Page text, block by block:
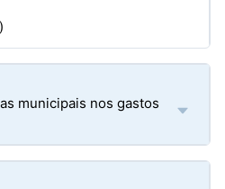
municipais nos gastos